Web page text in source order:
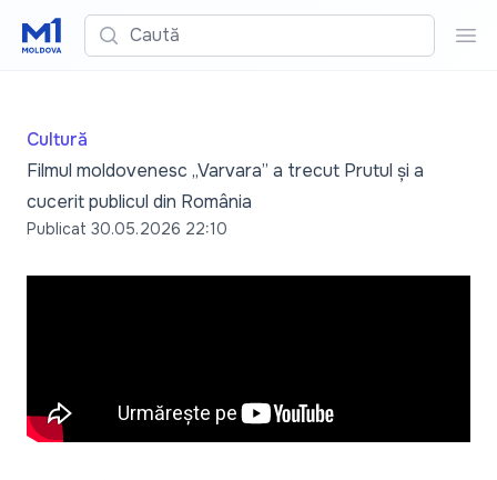
Caută
Cultură
Filmul moldovenesc „Varvara” a trecut Prutul și a
cucerit publicul din România
Publicat 30.05.2026 22:10